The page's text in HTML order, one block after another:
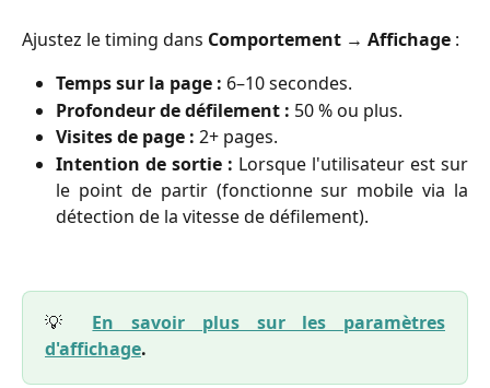
Ajustez le timing dans Comportement → Affichage :
Temps sur la page : 6–10 secondes.
Profondeur de défilement : 50 % ou plus.
Visites de page : 2+ pages.
Intention de sortie : Lorsque l'utilisateur est sur
le point de partir (fonctionne sur mobile via la
détection de la vitesse de défilement).
💡 En savoir plus sur les paramètres
d'affichage.